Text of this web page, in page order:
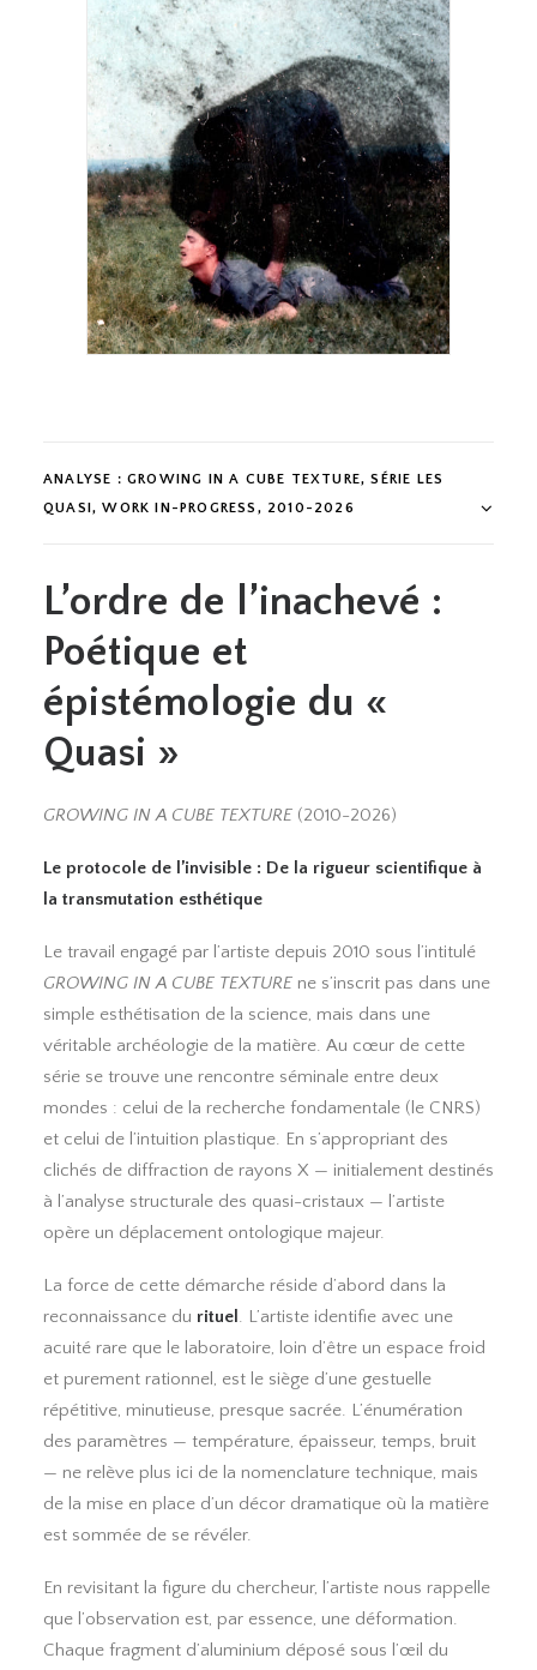
ANALYSE : GROWING IN A CUBE TEXTURE, SÉRIE LES
QUASI, WORK IN-PROGRESS, 2010-2026
L’ordre de l’inachevé :
Poétique et
épistémologie du «
Quasi »
GROWING IN A CUBE TEXTURE (2010-2026)
Le protocole de l’invisible : De la rigueur scientifique à
la transmutation esthétique
Le travail engagé par l’artiste depuis 2010 sous l’intitulé
GROWING IN A CUBE TEXTURE ne s’inscrit pas dans une
simple esthétisation de la science, mais dans une
véritable archéologie de la matière. Au cœur de cette
série se trouve une rencontre séminale entre deux
mondes : celui de la recherche fondamentale (le CNRS)
et celui de l’intuition plastique. En s’appropriant des
clichés de diffraction de rayons X — initialement destinés
à l’analyse structurale des quasi-cristaux — l’artiste
opère un déplacement ontologique majeur.
La force de cette démarche réside d’abord dans la
reconnaissance du rituel . L’artiste identifie avec une
acuité rare que le laboratoire, loin d’être un espace froid
et purement rationnel, est le siège d’une gestuelle
répétitive, minutieuse, presque sacrée. L’énumération
des paramètres — température, épaisseur, temps, bruit
— ne relève plus ici de la nomenclature technique, mais
de la mise en place d’un décor dramatique où la matière
est sommée de se révéler.
En revisitant la figure du chercheur, l’artiste nous rappelle
que l’observation est, par essence, une déformation.
Chaque fragment d’aluminium déposé sous l’œil du